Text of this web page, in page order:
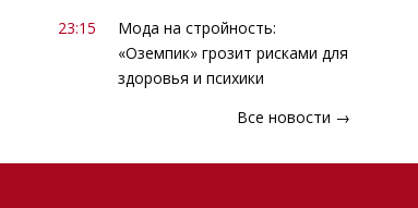
23:15
Мода на стройность:
«Оземпик» грозит рисками для
здоровья и психики
Все новости →